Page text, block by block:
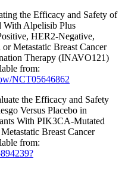
the Efficacy and Safety of
With Alpelisib Plus
HER2-Negative,
Metastatic Breast Cancer
Therapy (INAVO121)
from:
NCT05646862
the Efficacy and Safety
Versus Placebo in
With PIK3CA-Mutated
Breast Cancer
from: